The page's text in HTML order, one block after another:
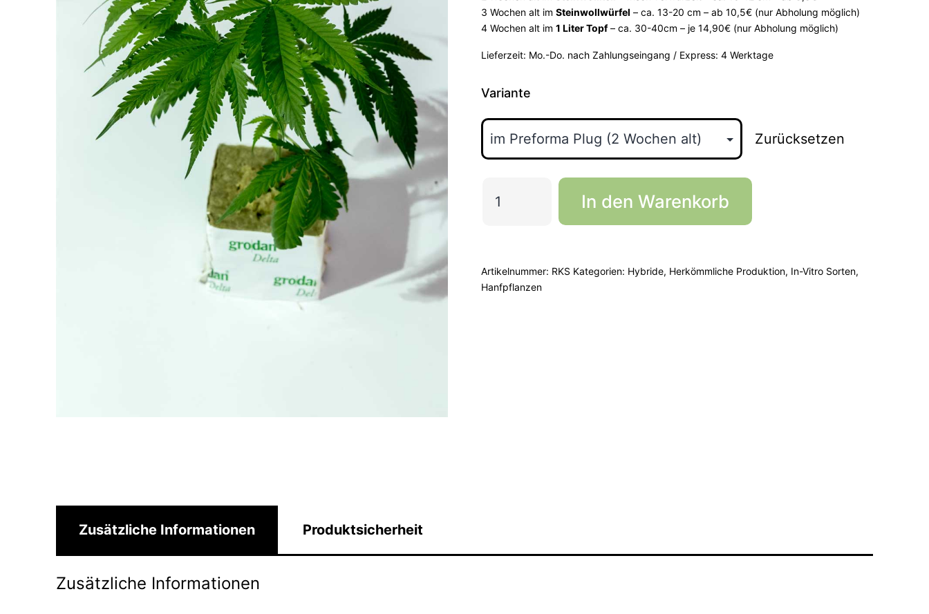
3 Wochen alt im Steinwollwürfel – ca. 13-20 cm – ab 10,5€ (nur Abholung möglich)
4 Wochen alt im 1 Liter Topf– ca. 30-40cm – je 14,90€ (nur Abholung möglich)
Lieferzeit: Mo.-Do. nach Zahlungseingang / Express: 4 Werktage
Variante
Zurücksetzen
Killer
Reserva
Privada
In den Warenkorb
Artikelnummer: RKS Kategorien: Hybride, Herkömmliche Produktion, In-Vitro Sorten,
Hanfpflanzen
Zusätzliche Informationen Produktsicherheit
Zusätzliche Informationen